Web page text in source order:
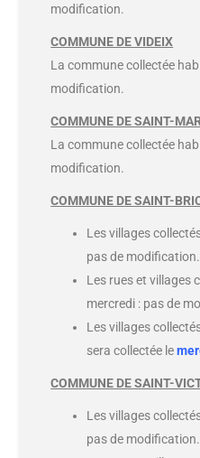
modification.
COMMUNE DE VIDEIX
La commune collectée
modification.
COMMUNE DE SAINT-
La commune collectée
modification.
COMMUNE DE SAINT-
Les villages
pas de modification.
Les rues et villages
mercredi : pas de
Les villages
sera collectée le
COMMUNE DE SAINT-
Les villages
pas de modification.